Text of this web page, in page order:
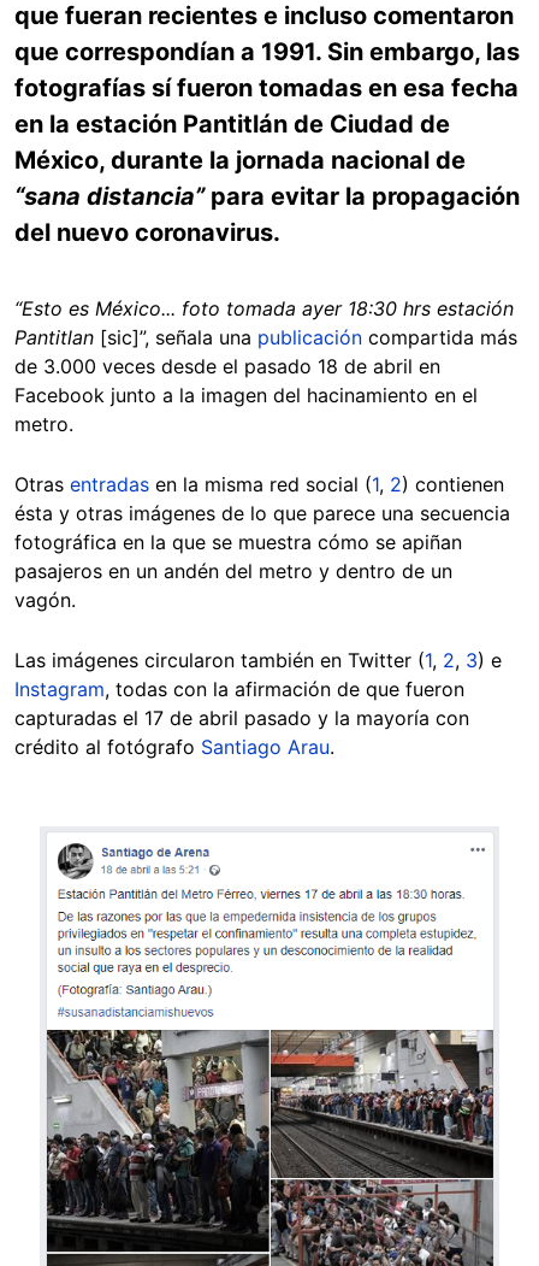
que fueran recientes e incluso comentaron
que correspondían a 1991. Sin embargo, las
fotografías sí fueron tomadas en esa fecha
en la estación Pantitlán de Ciudad de
México, durante la jornada nacional de
“sana distancia” para evitar la propagación
del nuevo coronavirus.
“Esto es México... foto tomada ayer 18:30 hrs estación
Pantitlan [sic]”, señala una publicación compartida más
de 3.000 veces desde el pasado 18 de abril en
Facebook junto a la imagen del hacinamiento en el
metro.
Otras entradas en la misma red social (1, 2) contienen
ésta y otras imágenes de lo que parece una secuencia
fotográfica en la que se muestra cómo se apiñan
pasajeros en un andén del metro y dentro de un
vagón.
Las imágenes circularon también en Twitter (1, 2, 3) e
Instagram, todas con la afirmación de que fueron
capturadas el 17 de abril pasado y la mayoría con
crédito al fotógrafo Santiago Arau.
Image